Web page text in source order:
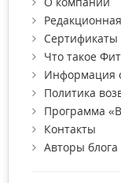
Сертификаты
Что такое
Информация
Политика
Программа
Контакты
Авторы блога